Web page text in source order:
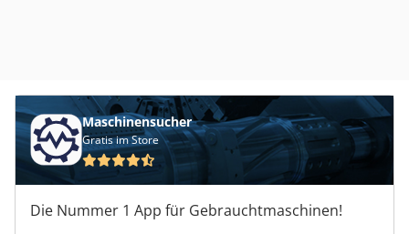
Maschinensucher
Gratis im Store
Die Nummer 1 App für Gebrauchtmaschinen!